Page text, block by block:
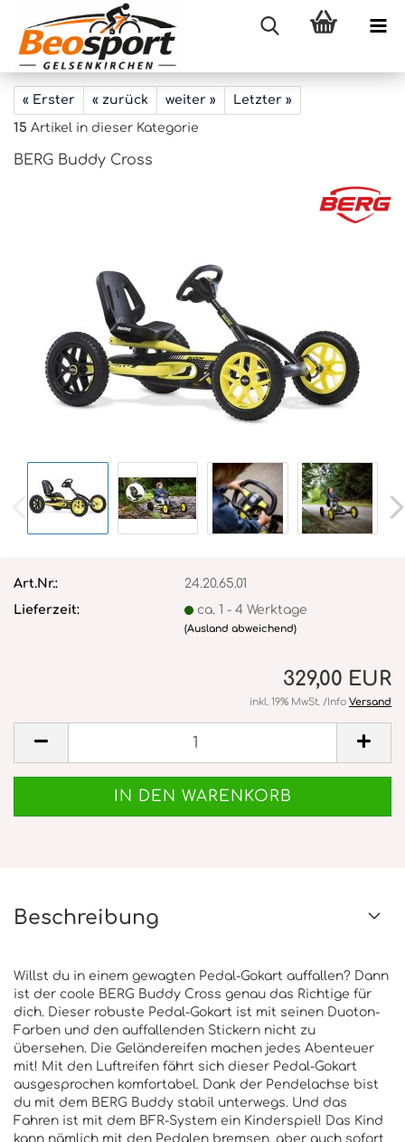
« Erster « zurück weiter » Letzter »
15 Artikel in dieser Kategorie
BERG Buddy Cross
Art.Nr.:
24.20.65.01
Lieferzeit:
ca. 1 - 4 Werktage
(Ausland abweichend)
329,00 EUR
inkl. 19% MwSt. /Info Versand
Beschreibung
Willst du in einem gewagten Pedal-Gokart auffallen? Dann
ist der coole BERG Buddy Cross genau das Richtige für
dich. Dieser robuste Pedal-Gokart ist mit seinen Duoton-
Farben und den auffallenden Stickern nicht zu
übersehen. Die Geländereifen machen jedes Abenteuer
mit! Mit den Luftreifen fährt sich dieser Pedal-Gokart
ausgesprochen komfortabel. Dank der Pendelachse bist
du mit dem BERG Buddy stabil unterwegs. Und das
Fahren ist mit dem BFR-System ein Kinderspiel! Das Kind
kann nämlich mit den Pedalen bremsen, aber auch sofort